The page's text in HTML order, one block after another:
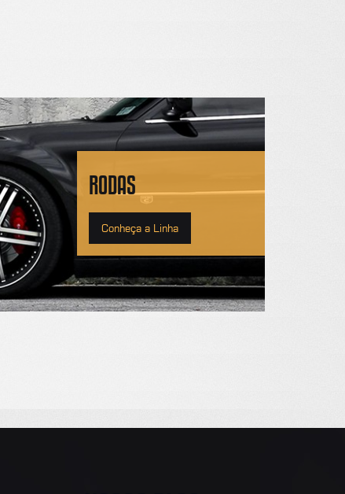
RODAS
Conheça a Linha